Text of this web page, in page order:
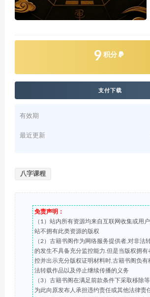
9 积分
支付下载
有效期
最近更新
八字课程
免责声明：
（1）站内所有资源均来自互联网收集或用
站不拥有此类资源的版权
（2）古籍书阁作为网络服务提供者,对非法
的发生不具备充分监控能力.但是当版权拥有
控并出示充分版权证明材料时,古籍书阁负有
法转载作品以及停止继续传播的义务
（3）古籍书阁在满足前款条件下采取移除
为此向原发布人承担违约责任或其他法律责